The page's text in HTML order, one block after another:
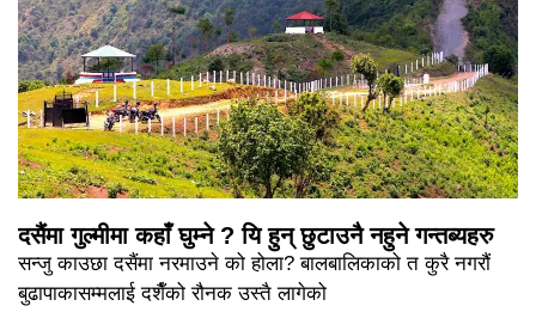
दसैंमा गुल्मीमा कहाँ घुम्ने ? यि हुन् छुटाउनै नहुने गन्तब्यहरु
सन्जु काउछा दसैंमा नरमाउने को होला? बालबालिकाको त कुरै नगरौं
बुढापाकासम्मलाई दशैँको रौनक उस्तै लागेको